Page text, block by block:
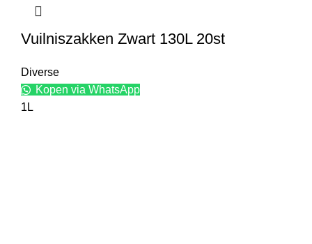
Vuilniszakken Zwart 130L 20st
Diverse
Kopen via WhatsApp
1L